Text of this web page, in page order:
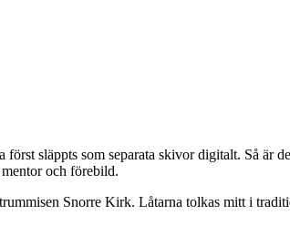
släppts som separata skivor digitalt. Så är
och förebild.
Snorre Kirk. Låtarna tolkas mitt i